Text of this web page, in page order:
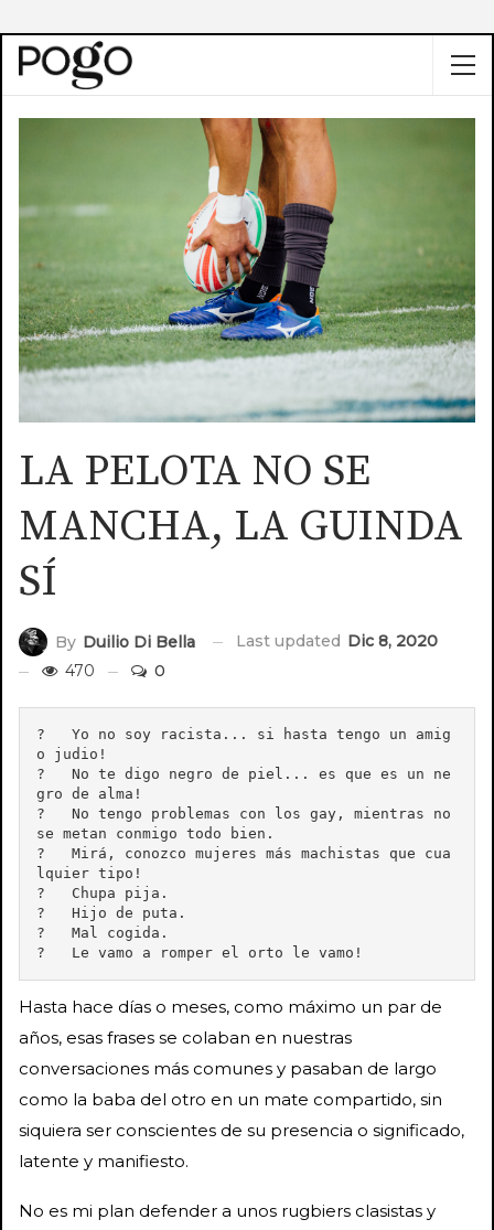
LA PELOTA NO SE
MANCHA, LA GUINDA
SÍ
By Duilio Di Bella Last updated Dic 8, 2020
470
0
?   Yo no soy racista... si hasta tengo un amig
o judio!
?   No te digo negro de piel... es que es un ne
gro de alma!
?   No tengo problemas con los gay, mientras no
se metan conmigo todo bien.
?   Mirá, conozco mujeres más machistas que cua
lquier tipo!
?   Chupa pija.
?   Hijo de puta.
?   Mal cogida.
?   Le vamo a romper el orto le vamo!
Hasta hace días o meses, como máximo un par de
años, esas frases se colaban en nuestras
conversaciones más comunes y pasaban de largo
como la baba del otro en un mate compartido, sin
siquiera ser conscientes de su presencia o significado,
latente y manifiesto.
No es mi plan defender a unos rugbiers clasistas y